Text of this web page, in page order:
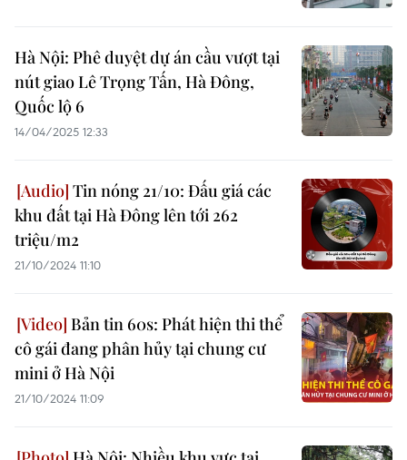
Hà Nội: Phê duyệt dự án cầu vượt tại
nút giao Lê Trọng Tấn, Hà Đông,
Quốc lộ 6
14/04/2025 12:33
Tin nóng 21/10: Đấu giá các
khu đất tại Hà Đông lên tới 262
triệu/m2
21/10/2024 11:10
Bản tin 60s: Phát hiện thi thể
cô gái đang phân hủy tại chung cư
mini ở Hà Nội
21/10/2024 11:09